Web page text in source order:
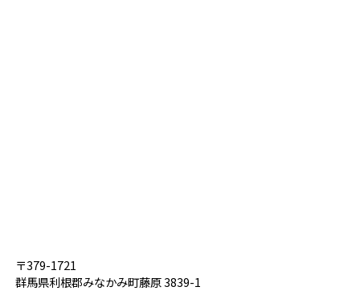
〒379-1721
群馬県利根郡みなかみ町藤原 3839-1